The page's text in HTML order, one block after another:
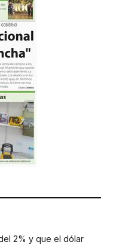
2% y que el dólar